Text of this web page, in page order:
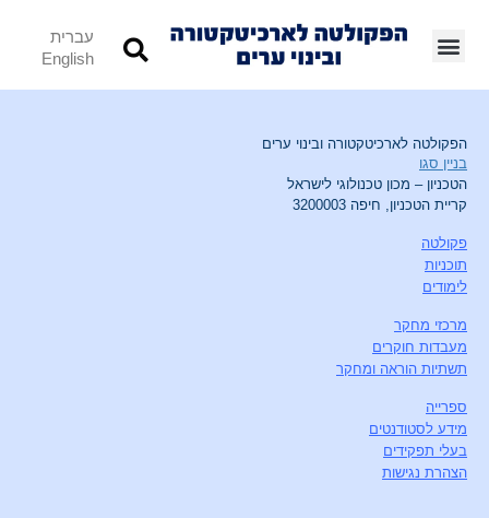
עברית
English
הפקולטה לארכיטקטורה ובינוי ערים
בניין סגו
הטכניון – מכון טכנולוגי לישראל
קריית הטכניון, חיפה 3200003
פקולטה
תוכניות
לימודים
מרכזי מחקר
מעבדות חוקרים
תשתיות הוראה ומחקר
ספרייה
מידע לסטודנטים
בעלי תפקידים
הצהרת נגישות